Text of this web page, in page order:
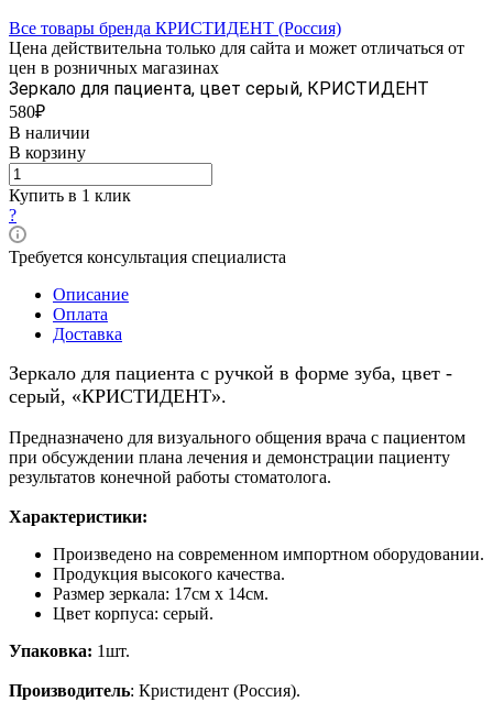
Все товары бренда КРИСТИДЕНТ (Россия)
Цена действительна только для сайта и может отличаться от
цен в розничных магазинах
Зеркало для пациента, цвет серый, КРИСТИДЕНТ
580₽
В наличии
В корзину
Купить в 1 клик
?
Требуется консультация специалиста
Описание
Оплата
Доставка
Зеркало для пациента с ручкой в форме зуба, цвет -
серый, «КРИСТИДЕНТ».
Предназначено для визуального общения врача с пациентом
при обсуждении плана лечения и демонстрации пациенту
результатов конечной работы стоматолога.
Характеристики:
Произведено на современном импортном оборудовании.
Продукция высокого качества.
Размер зеркала: 17см х 14см.
Цвет корпуса: серый.
Упаковка: 1шт.
Производитель: Кристидент (Россия).